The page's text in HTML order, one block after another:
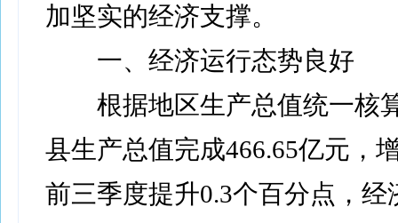
加坚实的经济支撑。
一、经济运行态势良好
根据地区生产总值统一核
县生产总值完成466.65亿元，
前三季度提升0.3个百分点，经